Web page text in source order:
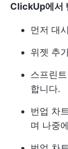
ClickUp에서
먼저 대
위젯 추
스프린
합니다.
번업 차
며 나중